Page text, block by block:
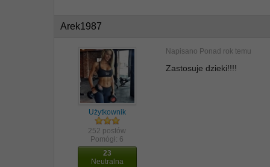
Arek1987
Użytkownik
252 postów
Pomógł: 6
23
Neutralna
Napisano Ponad rok temu
Zastosuje dzieki!!!!